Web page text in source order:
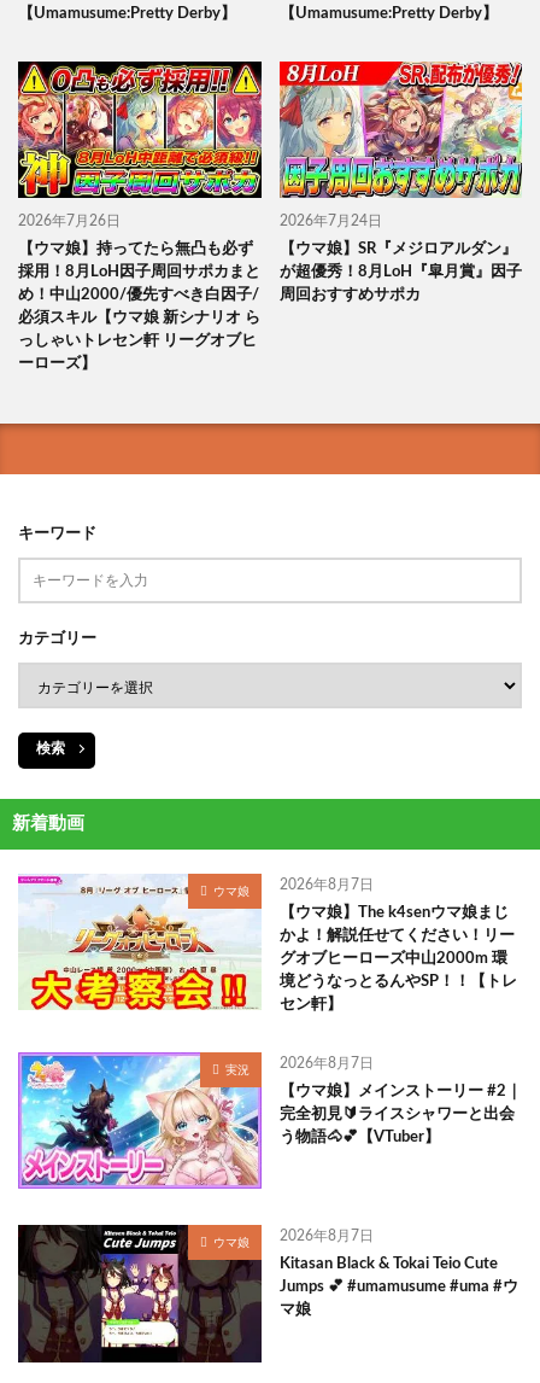
【Umamusume:Pretty Derby】
【Umamusume:Pretty Derby】
2026年7月26日
【ウマ娘】持ってたら無凸も必ず
採用！8月LoH因子周回サポカまと
め！中山2000/優先すべき白因子/
必須スキル【ウマ娘 新シナリオ ら
っしゃいトレセン軒 リーグオブヒ
ーローズ】
2026年7月24日
【ウマ娘】SR『メジロアルダン』
が超優秀！8月LoH『皐月賞』因子
周回おすすめサポカ
キーワード
カテゴリー
検索
新着動画
ウマ娘 2026年8月7日
【ウマ娘】The k4senウマ娘まじ
かよ！解説任せてください！リー
グオブヒーローズ中山2000m 環
境どうなっとるんやSP！！【トレ
セン軒】
実況 2026年8月7日
【ウマ娘】メインストーリー #2｜
完全初見🔰ライスシャワーと出会
う物語🐴💕【VTuber】
ウマ娘 2026年8月7日
Kitasan Black & Tokai Teio Cute
Jumps 💕 #umamusume #uma #ウ
マ娘